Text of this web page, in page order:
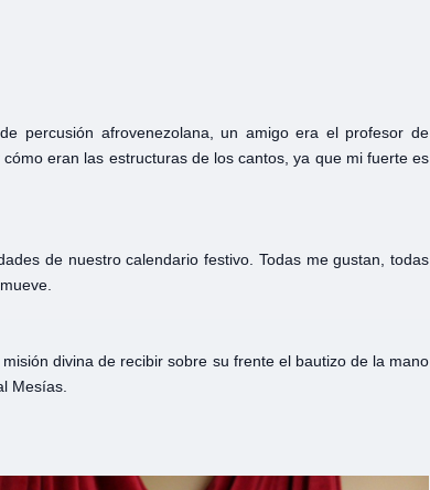
percusión afrovenezolana, un amigo era el profesor de
eran las estructuras de los cantos, ya que mi fuerte es
de nuestro calendario festivo. Todas me gustan, todas
divina de recibir sobre su frente el bautizo de la mano
Mesías.